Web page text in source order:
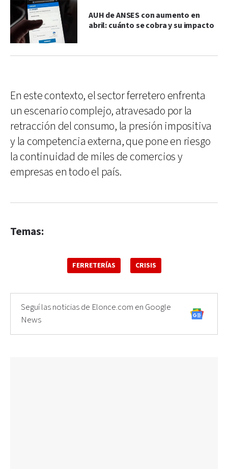
AUH de ANSES con aumento en
abril: cuánto se cobra y su impacto
En este contexto, el sector ferretero enfrenta
un escenario complejo, atravesado por la
retracción del consumo, la presión impositiva
y la competencia externa, que pone en riesgo
la continuidad de miles de comercios y
empresas en todo el país.
Temas:
FERRETERÍAS CRISIS
Seguí las noticias de Elonce.com en Google
News